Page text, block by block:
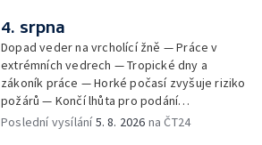
depozitu Vlastivědného muzea Olomouc —
Zakládání nových dětských skupin — Výběr
ze sociálních sítí Události Ostrava — Tresty
pro fotbalisty za korupci — Po stopách
Gebharda Blüchera
4. srpna
Dopad veder na vrcholící žně — Práce v
extrémních vedrech — Tropické dny a
zákoník práce — Horké počasí zvyšuje riziko
požárů — Končí lhůta pro podání
kandidátních listin — Končí lhůta pro podání
Poslední vysílání5. 8. 2026 na ČT24